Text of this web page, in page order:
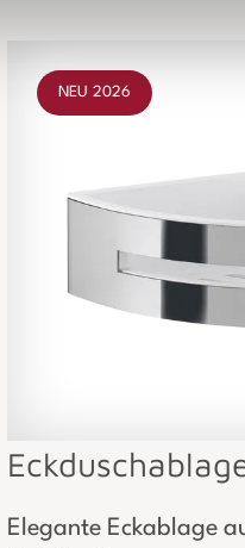
NEU 2026
Elegante Eckablage